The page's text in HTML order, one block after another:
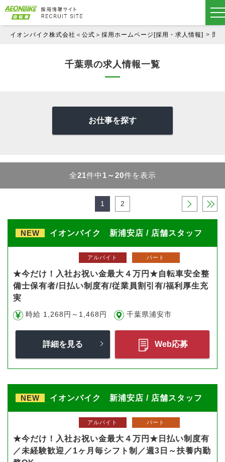
イオンバイク株式会社＜公式＞採用ホームページ[採用・求人情報] 関東
千葉県の求人情報一覧
お仕事を探す
全21件中 1～20件を表示
1 2 › »
NEW イオンバイク 新浦安店 / 店舗スタッフ
アルバイト パート
★今だけ！入社お祝い金最大４万円★自転車安全整
備士保有者/日払い制度有/従業員割引有/福利厚生充
実
時給 1,268円～1,468円 千葉県浦安市
詳細を見る Web応募
NEW イオンバイク 新浦安店 / 店舗スタッフ
アルバイト パート
★今だけ！入社お祝い金最大４万円★日払い制度有
／未経験歓迎／1ヶ月毎シフト制／週3日～扶養内勤